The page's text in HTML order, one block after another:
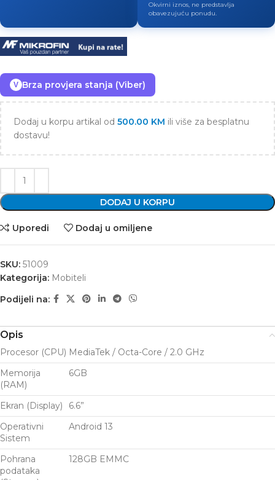
Okvirni iznos, ne predstavlja
obavezujuću ponudu.
V Brza provjera stanja (Viber)
Dodaj u korpu artikal od 500.00 KM ili više za besplatnu
dostavu!
DODAJ U KORPU
Uporedi Dodaj u omiljene
SKU: 51009
Kategorija: Mobiteli
Podijeli na:
Opis
Procesor (CPU) MediaTek / Octa-Core / 2.0 GHz
Memorija
(RAM)
6GB
Ekran (Display)
6.6”
Operativni
Sistem
Android 13
Pohrana
podataka
128GB EMMC